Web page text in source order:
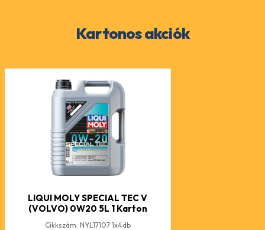
Kartonos akciók
LIQUI MOLY SPECIAL TEC V
(VOLVO) 0W20 5L 1 Karton
Cikkszám: NYL17107 1x4db